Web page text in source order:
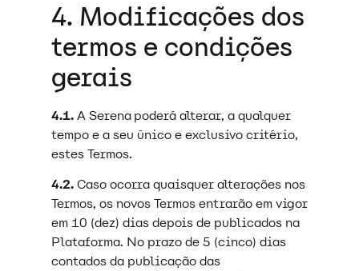
4. Modificações dos
termos e condições
gerais
4.1.A Serena poderá alterar, a qualquer
tempo e a seu único e exclusivo critério,
estes Termos.
4.2.Caso ocorra quaisquer alterações nos
Termos, os novos Termos entrarão em vigor
em 10 (dez) dias depois de publicados na
Plataforma. No prazo de 5 (cinco) dias
contados da publicação das